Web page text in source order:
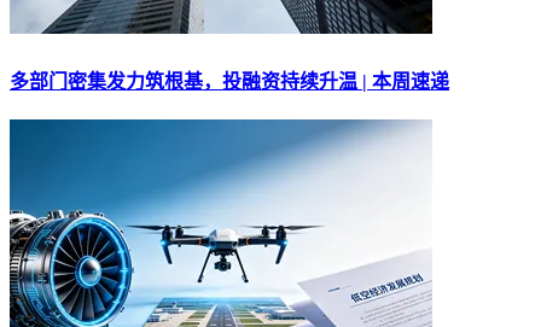
多部门密集发力筑根基，投融资持续升温 | 本周速递